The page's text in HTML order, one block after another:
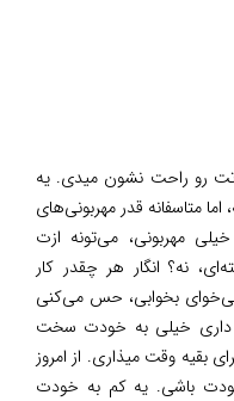
رو راحت نشون میدی. یه
متاسفانه قدر مهربونی‌های
مهربونی، می‌تونه ازت
نه؟ انگار هر چقدر کار
می‌خوای بخوابی، حس می‌کنی
داری خیلی به خودت سخت
بقیه وقت میذاری. از امروز
باشی. یه کم به خودت